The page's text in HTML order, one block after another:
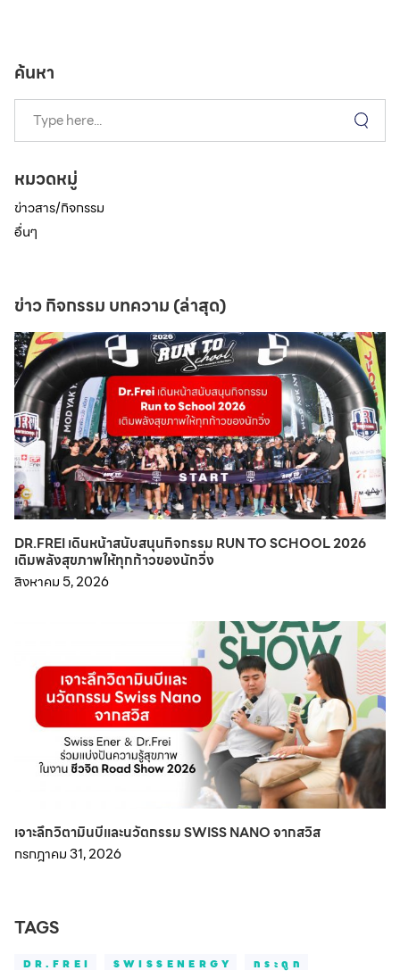
ค้นหา
หมวดหมู่
ข่าวสาร/กิจกรรม
อื่นๆ
ข่าว กิจกรรม บทความ (ล่าสุด)
DR.FREI เดินหน้าสนับสนุนกิจกรรม RUN TO SCHOOL 2026
เติมพลังสุขภาพให้ทุกก้าวของนักวิ่ง
สิงหาคม 5, 2026
เจาะลึกวิตามินบีและนวัตกรรม SWISS NANO จากสวิส
กรกฎาคม 31, 2026
TAGS
DR.FREI SWISSENERGY
กระดูก